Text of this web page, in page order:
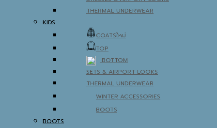
THERMAL UNDERWEAR
KIDS
COATS
TOP
BOTTOM
SETS & AIRPORT LOOKS
THERMAL UNDERWEAR
WINTER ACCESSORIES
BOOTS
BOOTS